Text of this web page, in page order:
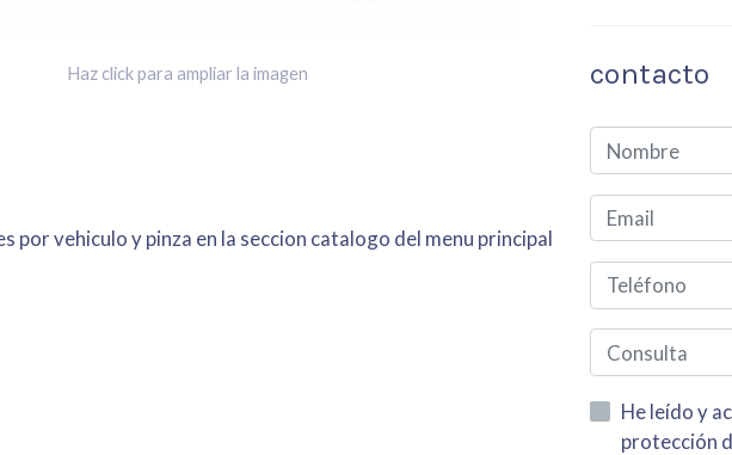
Haz click para ampliar la imagen
por vehiculo y pinza en la seccion catalogo del menu principal
contacto
He leído y acepto la
protección de datos asi como el